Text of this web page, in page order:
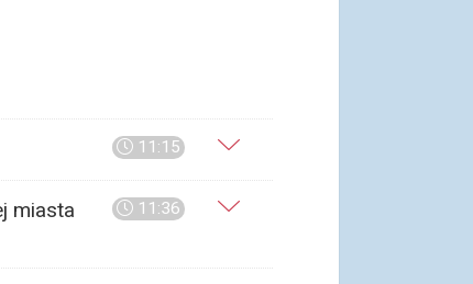
11:15
11:36
miasta